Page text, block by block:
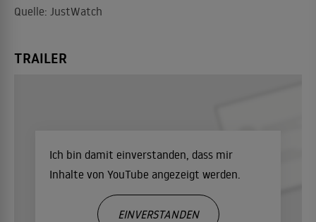
Quelle: JustWatch
TRAILER
Ich bin damit einverstanden, dass mir
Inhalte von YouTube angezeigt werden.
EINVERSTANDEN